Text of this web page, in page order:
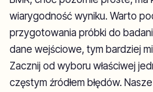
wiarygodność wyniku. Warto
przygotowania próbki do
dane wejściowe, tym bardziej
Zacznij od wyboru właściwej
częstym źródłem błędów.